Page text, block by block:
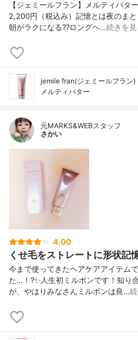
【ジェミールフラン】メルティバタ
2,200円（税込み）記憶とは夜のま
朝がラクになる??ロングヘ…続きを見
jemile fran(ジェミールフラン)
メルティバター
元MARKS&WEBスタッフ
さかい
4.00
くせ毛をストレートに形状記
今まで使ってきたヘアケアアイテム
た…！?✨人生初ミルボンです！知り
が、やはりみなさんミルボンは良…